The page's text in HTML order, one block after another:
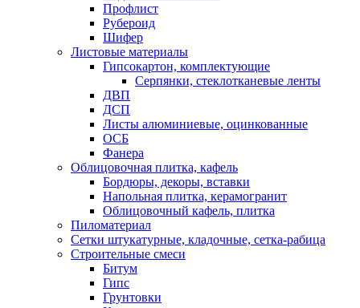
Профлист
Рубероид
Шифер
Листовые материалы
Гипсокартон, комплектующие
Серпянки, стеклотканевые ленты
ДВП
ДСП
Листы алюминиевые, оцинкованные
ОСБ
Фанера
Облицовочная плитка, кафель
Бордюры, декоры, вставки
Напольная плитка, керамогранит
Облицовочный кафель, плитка
Пиломатериал
Сетки штукатурные, кладочные, сетка-рабица
Строительные смеси
Битум
Гипс
Грунтовки